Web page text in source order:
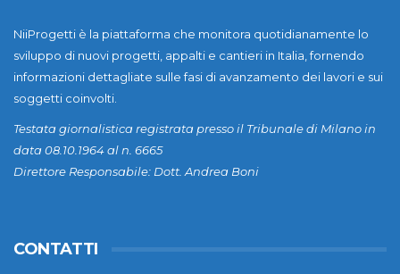
NiiProgetti è la piattaforma che monitora quotidianamente lo
sviluppo di nuovi progetti, appalti e cantieri in Italia, fornendo
informazioni dettagliate sulle fasi di avanzamento dei lavori e sui
soggetti coinvolti.
Testata giornalistica registrata presso il Tribunale di Milano in
data 08.10.1964 al n. 6665
Direttore Responsabile: Dott. Andrea Boni
CONTATTI